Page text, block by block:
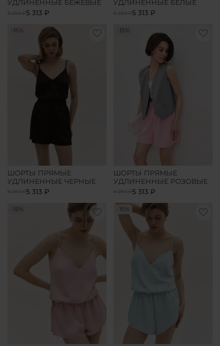
УДЛИНЕННЫЕ БЕЖЕВЫЕ
6 250 ₽5 313 ₽
УДЛИНЕННЫЕ БЕЛЫЕ
6 250 ₽5 313 ₽
-15%
ШОРТЫ ПРЯМЫЕ
УДЛИНЕННЫЕ ЧЕРНЫЕ
6 250 ₽5 313 ₽
-15%
ШОРТЫ ПРЯМЫЕ
УДЛИНЕННЫЕ РОЗОВЫЕ
6 250 ₽5 313 ₽
-15% -15%